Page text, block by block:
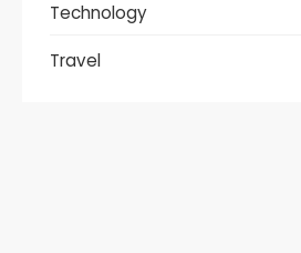
Technology
Travel